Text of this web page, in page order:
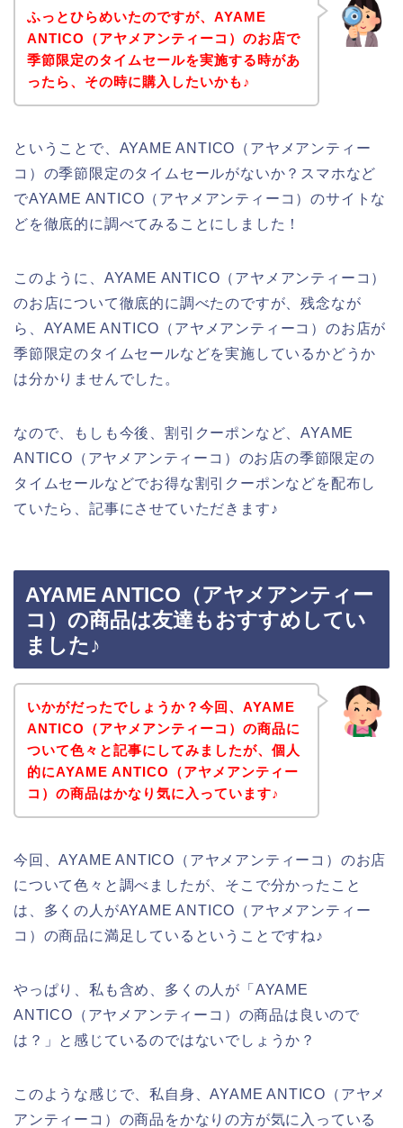
ふっとひらめいたのですが、AYAME
ANTICO（アヤメアンティーコ）のお店で
季節限定のタイムセールを実施する時があ
ったら、その時に購入したいかも♪
ということで、AYAME ANTICO（アヤメアンティー
コ）の季節限定のタイムセールがないか？スマホなど
でAYAME ANTICO（アヤメアンティーコ）のサイトな
どを徹底的に調べてみることにしました！
このように、AYAME ANTICO（アヤメアンティーコ）
のお店について徹底的に調べたのですが、残念なが
ら、AYAME ANTICO（アヤメアンティーコ）のお店が
季節限定のタイムセールなどを実施しているかどうか
は分かりませんでした。
なので、もしも今後、割引クーポンなど、AYAME
ANTICO（アヤメアンティーコ）のお店の季節限定の
タイムセールなどでお得な割引クーポンなどを配布し
ていたら、記事にさせていただきます♪
AYAME ANTICO（アヤメアンティー
コ）の商品は友達もおすすめしてい
ました♪
いかがだったでしょうか？今回、AYAME
ANTICO（アヤメアンティーコ）の商品に
ついて色々と記事にしてみましたが、個人
的にAYAME ANTICO（アヤメアンティー
コ）の商品はかなり気に入っています♪
今回、AYAME ANTICO（アヤメアンティーコ）のお店
について色々と調べましたが、そこで分かったこと
は、多くの人がAYAME ANTICO（アヤメアンティー
コ）の商品に満足しているということですね♪
やっぱり、私も含め、多くの人が「AYAME
ANTICO（アヤメアンティーコ）の商品は良いので
は？」と感じているのではないでしょうか？
このような感じで、私自身、AYAME ANTICO（アヤメ
アンティーコ）の商品をかなりの方が気に入っている